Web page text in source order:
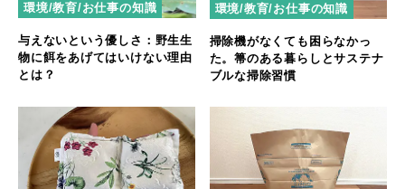
環境/教育/お仕事の知識
与えないという優しさ：野生生
物に餌をあげてはいけない理由
とは？
環境/教育/お仕事の知識
掃除機がなくても困らなかっ
た。箒のある暮らしとサステナ
ブルな掃除習慣